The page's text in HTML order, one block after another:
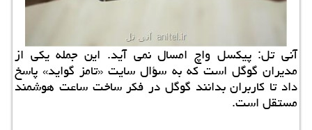
آنی تل: پیكسل واچ امسال نمی آید. این جمله یكی از
مدیران گوگل است كه به سؤال سایت «تامز گواید» پاسخ
داد تا كاربران بدانند گوگل در فكر ساخت ساعت هوشمند
مستقل است.